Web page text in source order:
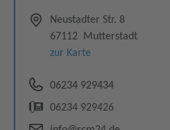
Neustadter Str. 8
67112
Mutterstadt
zur Karte
06234 929434
06234 929426